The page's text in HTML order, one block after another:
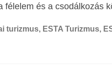
félelem és a csodálkozás
turizmus, ESTA Turizmus,